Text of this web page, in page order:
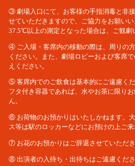
③ 劇場入口にて、お客様の手指消毒と非
せていただきますので、ご協力をお願いい
37.5℃以上の測定となった場合は、ご観劇
④ ご入場・客席内の移動の際は、周りの
ください。また、劇場ロビーおよび客席
えください。
⑤ 客席内でのご飲食は基本的にご遠慮く
フタ付き容器であれば、水やお茶に限り
ん。
⑥ お荷物のお預かりはいたしかねます。
ス等は駅のロッカーなどにお預けの上ご来
⑦ お花のお預かりはご辞退させていただき
⑧ 出演者の入待ち・出待ちはご遠慮くださ